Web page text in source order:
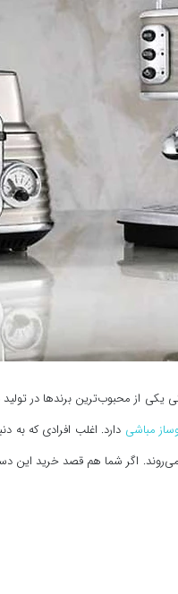
یکی از محبوب‌ترین برندها در
مباشی دارد. اغلب افرادی که به
می‌روند. اگر شما هم قصد خرید این